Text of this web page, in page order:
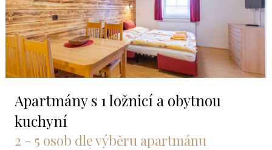
Apartmány s 1 ložnicí a obytnou
kuchyní
2 - 5 osob dle výběru apartmánu